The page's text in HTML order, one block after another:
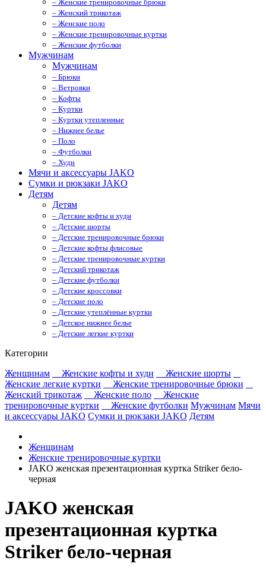
– Женские тренировочные брюки
– Женский трикотаж
– Женские поло
– Женские тренировочные куртки
– Женские футболки
Мужчинам
Мужчинам
– Брюки
– Ветровки
– Кофты
– Куртки
– Куртки утепленные
– Нижнее белье
– Поло
– Футболки
– Худи
Мячи и аксессуары JAKO
Сумки и рюкзаки JAKO
Детям
Детям
– Детские кофты и худи
– Детские шорты
– Детские тренировочные брюки
– Детские кофты флисовые
– Детские тренировочные куртки
– Детский трикотаж
– Детские футболки
– Детские кроссовки
– Детские поло
– Детские утеплённые куртки
– Детское нижнее белье
– Детские легкие куртки
Категории
Женщинам
Женские кофты и худи
Женские шорты
Женские легкие куртки
Женские тренировочные брюки
Женский трикотаж
Женские поло
Женские
тренировочные куртки
Женские футболки Мужчинам Мячи
и аксессуары JAKO Сумки и рюкзаки JAKO Детям
Женщинам
Женские тренировочные куртки
JAKO женская презентационная куртка Striker бело-
черная
JAKO женская
презентационная куртка
Striker бело-черная